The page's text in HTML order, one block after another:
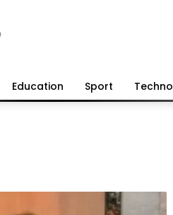
Education Sport Techno